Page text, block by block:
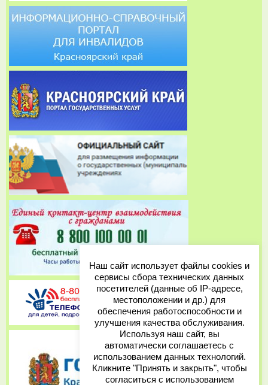
Наш сайт использует файлы cookies и
сервисы сбора технических данных
посетителей (данные об IP-адресе,
местоположении и др.) для
обеспечения работоспособности и
улучшения качества обслуживания.
Используя наш сайт, вы
автоматически соглашаетесь с
использованием данных технологий.
Кликните "Принять и закрыть", чтобы
согласиться с использованием